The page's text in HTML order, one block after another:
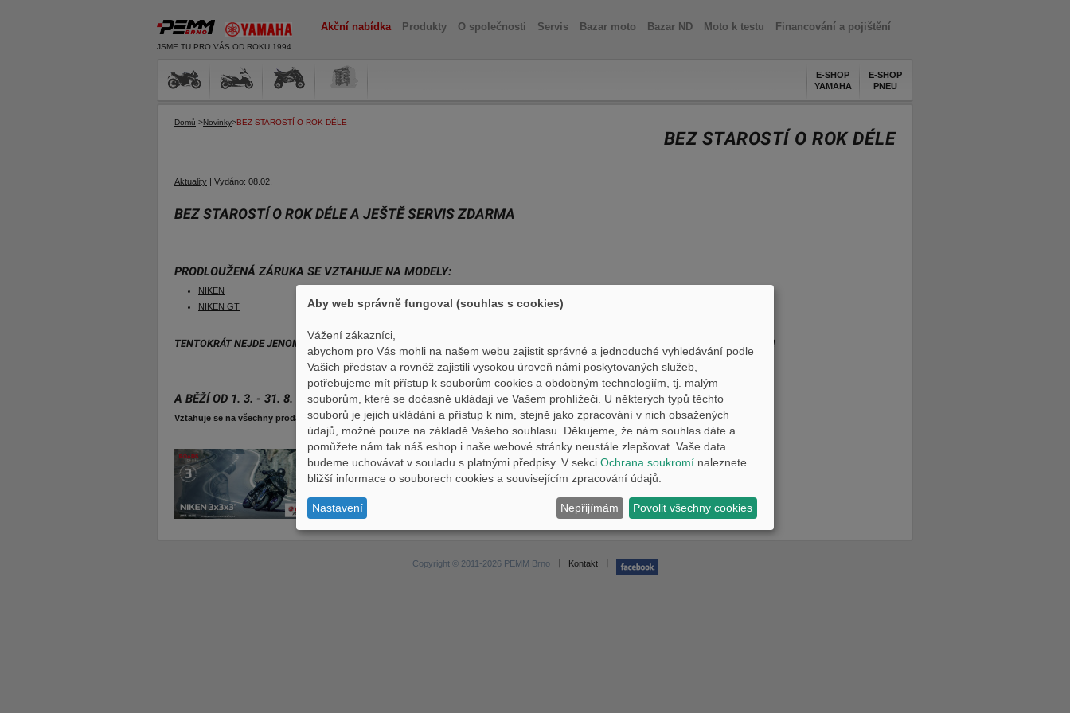
JSME TU PRO VÁS OD ROKU 1994
Akční nabídka Produkty O společnosti Servis Bazar moto Bazar ND Moto k testu Financování a pojištění
E-SHOP
YAMAHA
E-SHOP
PNEU
Domů >Novinky>BEZ STAROSTÍ O ROK DÉLE
BEZ STAROSTÍ O ROK DÉLE
Aktuality | Vydáno: 08.02.
BEZ STAROSTÍ O ROK DÉLE A JEŠTĚ SERVIS ZDARMA
PRODLOUŽENÁ ZÁRUKA SE VZTAHUJE NA MODELY:
NIKEN
NIKEN GT
TENTOKRÁT NEJDE JENOM O PRODLOUŽENOU ZÁRUKU NA TŘI ROKY, ALE TAKY O 3 SERVISY ZDARMA, A TO UŽ JE VELKÁ BOMBA!
A BĚŽÍ OD 1. 3. - 31. 8. 2020.
Vztahuje se na všechny prodané, či zákazníkem objednané a zazálohované kusy v tomto období.
Copyright © 2011-2026 PEMM Brno Kontakt
Aby web správně fungoval (souhlas s cookies)
Vážení zákazníci,
abychom pro Vás mohli na našem webu zajistit správné a jednoduché vyhledávání podle
Vašich představ a rovněž zajistili vysokou úroveň námi poskytovaných služeb,
potřebujeme mít přístup k souborům cookies a obdobným technologiím, tj. malým
souborům, které se dočasně ukládají ve Vašem prohlížeči. U některých typů těchto
souborů je jejich ukládání a přístup k nim, stejně jako zpracování v nich obsažených
údajů, možné pouze na základě Vašeho souhlasu. Děkujeme, že nám souhlas dáte a
pomůžete nám tak náš eshop i naše webové stránky neustále zlepšovat. Vaše data
budeme uchovávat v souladu s platnými předpisy. V sekci Ochrana soukromí naleznete
bližší informace o souborech cookies a souvisejícím zpracování údajů.
Nastavení Nepřijímám Povolit všechny cookies